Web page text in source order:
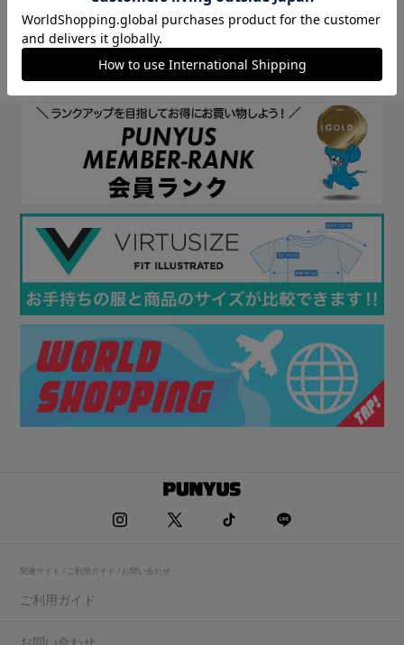
関連サイト / ご利用ガイド / お問い合わせ
ご利用ガイド